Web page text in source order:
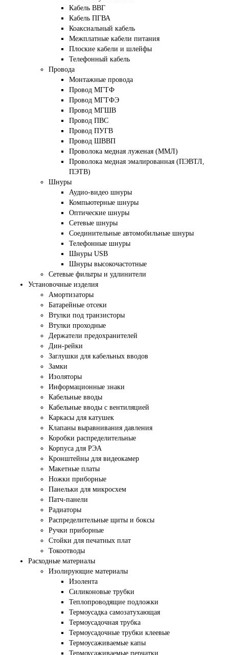
Кабель ВВГ
Кабель ПГВА
Коаксиальный кабель
Межплатные кабели питания
Плоские кабели и шлейфы
Телефонный кабель
Провода
Монтажные провода
Провод МГТФ
Провод МГТФЭ
Провод МГШВ
Провод ПВС
Провод ПУГВ
Провод ШВВП
Проволока медная луженая (ММЛ)
Проволока медная эмалированная (ПЭВТЛ,
ПЭТВ)
Шнуры
Аудио-видео шнуры
Компьютерные шнуры
Оптические шнуры
Сетевые шнуры
Соединительные автомобильные шнуры
Телефонные шнуры
Шнуры USB
Шнуры высокочастотные
Сетевые фильтры и удлинители
Установочные изделия
Амортизаторы
Батарейные отсеки
Втулки под транзисторы
Втулки проходные
Держатели предохранителей
Дин-рейки
Заглушки для кабельных вводов
Замки
Изоляторы
Информационные знаки
Кабельные вводы
Кабельные вводы с вентиляцией
Каркасы для катушек
Клапаны выравнивания давления
Коробки распределительные
Корпуса для РЭА
Кронштейны для видеокамер
Макетные платы
Ножки приборные
Панельки для микросхем
Патч-панели
Радиаторы
Распределительные щиты и боксы
Ручки приборные
Стойки для печатных плат
Токоотводы
Расходные материалы
Изолирующие материалы
Изолента
Силиконовые трубки
Теплопроводящие подложки
Термоусадка самозатухающая
Термоусадочная трубка
Термоусадочные трубки клеевые
Термоусаживаемые капы
Термоусаживаемые перчатки